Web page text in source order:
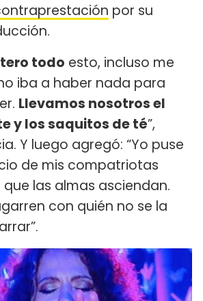
por su
todo esto, incluso me
iba a haber nada para
Llevamos nosotros el
y los saquitos de té”,
Y luego agregó: “Yo puse
de mis compatriotas
las almas asciendan.
con quién no se la